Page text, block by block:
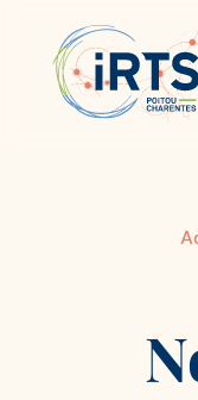
contenu
principal
Poitou-
Charentes